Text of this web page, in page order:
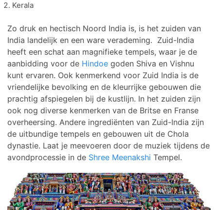
Kerala
Zo druk en hectisch Noord India is, is het zuiden van
India landelijk en een ware verademing. Zuid-India
heeft een schat aan magnifieke tempels, waar je de
aanbidding voor de Hindoe goden Shiva en Vishnu
kunt ervaren. Ook kenmerkend voor Zuid India is de
vriendelijke bevolking en de kleurrijke gebouwen die
prachtig afspiegelen bij de kustlijn. In het zuiden zijn
ook nog diverse kenmerken van de Britse en Franse
overheersing. Andere ingrediënten van Zuid-India zijn
de uitbundige tempels en gebouwen uit de Chola
dynastie. Laat je meevoeren door de muziek tijdens de
avondprocessie in de Shree Meenakshi Tempel.